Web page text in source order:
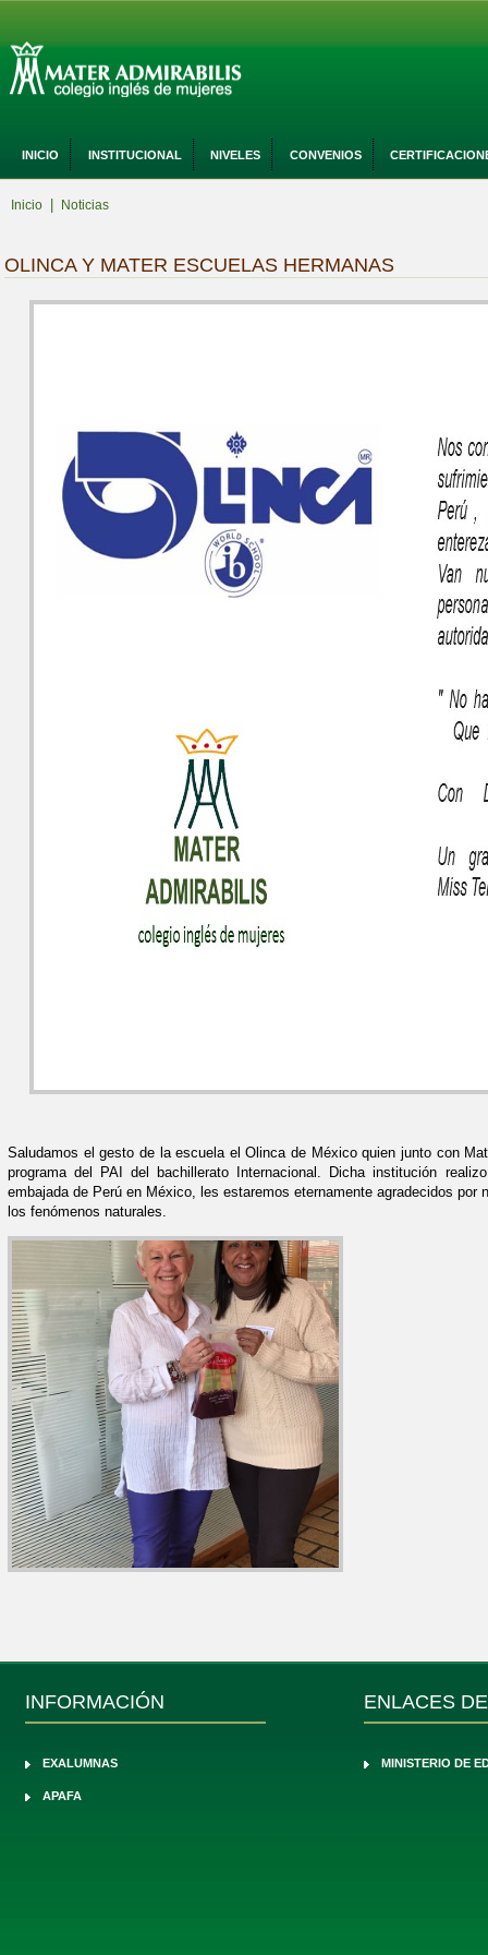
INICIO INSTITUCIONAL NIVELES CONVENIOS
Inicio Noticias
OLINCA Y MATER ESCUELAS HERMANAS
Saludamos el gesto de la escuela el Olinca de México quien junto con
programa del PAI del bachillerato Internacional. Dicha institución
embajada de Perú en México, les estaremos eternamente agradecidos por
los fenómenos naturales.
INFORMACIÓN
EXALUMNAS
APAFA
ENLACES
MINISTERIO DE